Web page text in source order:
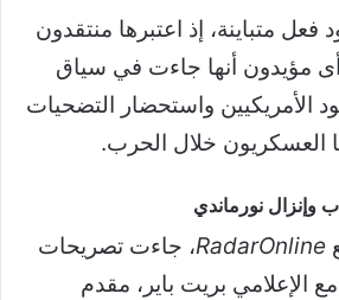
فعل متباينة، إذ اعتبرها منتقدون
مؤيدون أنها جاءت في سياق
الأمريكيين واستحضار التضحيات
العسكريون خلال الحرب.
وإنزال نورماندي
RadarOnline، جاءت تصريحات
الإعلامي بريت باير، مقدم